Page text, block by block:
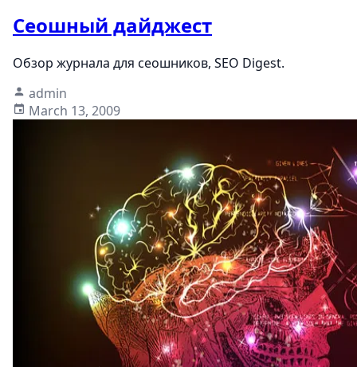
Сеошный дайджест
Обзор журнала для сеошников, SEO Digest.
admin
March 13, 2009